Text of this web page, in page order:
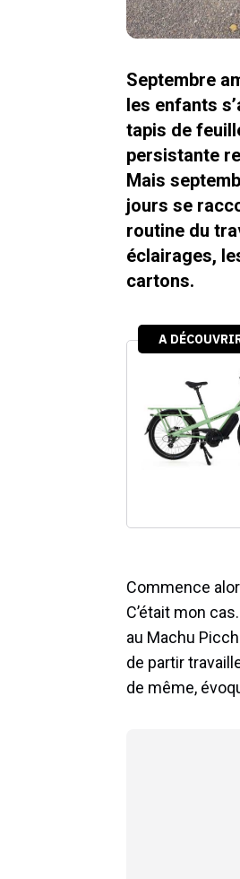
Septembre
les enfants
tapis de
persistante
Mais
jours se
routine du
éclairages,
cartons.
Commence
C’était mon
au Machu
de partir
de même,